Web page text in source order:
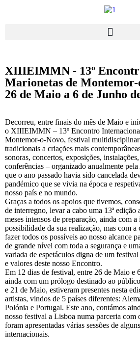
XIIIEIMMN - 13º
Marionetas de Montemor-
26 de Maio a 6 de Junho
Decorreu, entre finais do mês de Maio e
o XIIIEIMMN – 13º Encontro
Montemor-o-Novo, festival multidisciplinar
tradicionais a criações mais
sonoras, concertos, exposições,
conferências – organizado anualmente
que o ano passado havia sido cancelada
pandémico que se vivia na época e
nosso país e no mundo.
Graças a todos os apoios que tivemos,
de interregno, levar a cabo uma 13ª edição
meses intensos de preparação, ainda com a
possibilidade da sua realização, mas com a
fazer todos os possíveis ao nosso alcance
de grande nível com toda a segurança e
variada de espetáculos digna de um
e valores deste nosso Encontro.
Em 12 dias de festival, entre 26 de Maio e
ainda com um prólogo destinado ao
e 21 de Maio, estiveram presentes nesta
artistas, vindos de 5 países diferentes:
Polónia e Portugal. Este ano, contámos
nosso festival a Lisboa numa parceria com
foram apresentadas várias sessões de
internacionais.